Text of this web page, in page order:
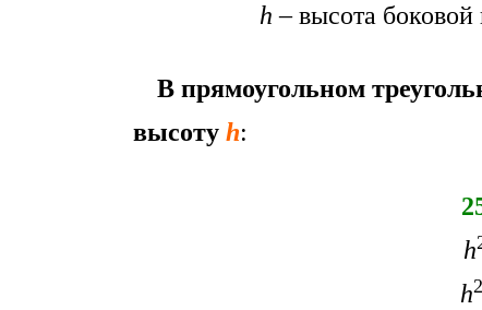
h – высота
В прямоугольном
высоту h:
h
h2